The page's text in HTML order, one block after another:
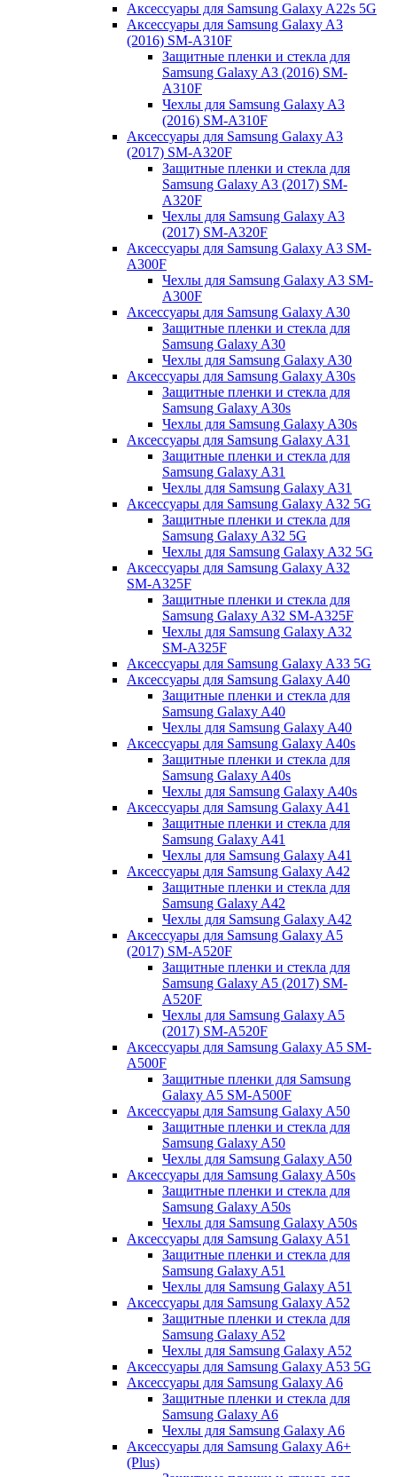
Аксессуары для Samsung Galaxy A22s 5G
Аксессуары для Samsung Galaxy A3
(2016) SM-A310F
Защитные пленки и стекла для
Samsung Galaxy A3 (2016) SM-
A310F
Чехлы для Samsung Galaxy A3
(2016) SM-A310F
Аксессуары для Samsung Galaxy A3
(2017) SM-A320F
Защитные пленки и стекла для
Samsung Galaxy A3 (2017) SM-
A320F
Чехлы для Samsung Galaxy A3
(2017) SM-A320F
Аксессуары для Samsung Galaxy A3 SM-
A300F
Чехлы для Samsung Galaxy A3 SM-
A300F
Аксессуары для Samsung Galaxy A30
Защитные пленки и стекла для
Samsung Galaxy A30
Чехлы для Samsung Galaxy A30
Аксессуары для Samsung Galaxy A30s
Защитные пленки и стекла для
Samsung Galaxy A30s
Чехлы для Samsung Galaxy A30s
Аксессуары для Samsung Galaxy A31
Защитные пленки и стекла для
Samsung Galaxy A31
Чехлы для Samsung Galaxy A31
Аксессуары для Samsung Galaxy A32 5G
Защитные пленки и стекла для
Samsung Galaxy A32 5G
Чехлы для Samsung Galaxy A32 5G
Аксессуары для Samsung Galaxy A32
SM-A325F
Защитные пленки и стекла для
Samsung Galaxy A32 SM-A325F
Чехлы для Samsung Galaxy A32
SM-A325F
Аксессуары для Samsung Galaxy A33 5G
Аксессуары для Samsung Galaxy A40
Защитные пленки и стекла для
Samsung Galaxy A40
Чехлы для Samsung Galaxy A40
Аксессуары для Samsung Galaxy A40s
Защитные пленки и стекла для
Samsung Galaxy A40s
Чехлы для Samsung Galaxy A40s
Аксессуары для Samsung Galaxy A41
Защитные пленки и стекла для
Samsung Galaxy A41
Чехлы для Samsung Galaxy A41
Аксессуары для Samsung Galaxy A42
Защитные пленки и стекла для
Samsung Galaxy A42
Чехлы для Samsung Galaxy A42
Аксессуары для Samsung Galaxy A5
(2017) SM-A520F
Защитные пленки и стекла для
Samsung Galaxy A5 (2017) SM-
A520F
Чехлы для Samsung Galaxy A5
(2017) SM-A520F
Аксессуары для Samsung Galaxy A5 SM-
A500F
Защитные пленки для Samsung
Galaxy A5 SM-A500F
Аксессуары для Samsung Galaxy A50
Защитные пленки и стекла для
Samsung Galaxy A50
Чехлы для Samsung Galaxy A50
Аксессуары для Samsung Galaxy A50s
Защитные пленки и стекла для
Samsung Galaxy A50s
Чехлы для Samsung Galaxy A50s
Аксессуары для Samsung Galaxy A51
Защитные пленки и стекла для
Samsung Galaxy A51
Чехлы для Samsung Galaxy A51
Аксессуары для Samsung Galaxy A52
Защитные пленки и стекла для
Samsung Galaxy A52
Чехлы для Samsung Galaxy A52
Аксессуары для Samsung Galaxy A53 5G
Аксессуары для Samsung Galaxy A6
Защитные пленки и стекла для
Samsung Galaxy A6
Чехлы для Samsung Galaxy A6
Аксессуары для Samsung Galaxy A6+
(Plus)